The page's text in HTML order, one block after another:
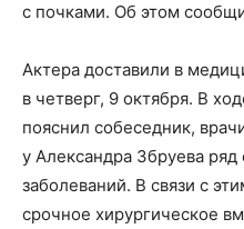
с почками. Об этом
Актера доставили в
в четверг, 9 октября. В
пояснил собеседник,
у Александра Збруева
заболеваний. В связи с
срочное хирургическое